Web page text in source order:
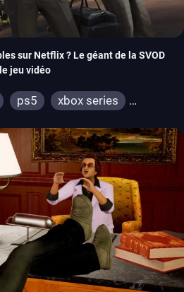
sur Netflix ? Le géant de la SVOD
jeu vidéo
ps5
xbox series
one